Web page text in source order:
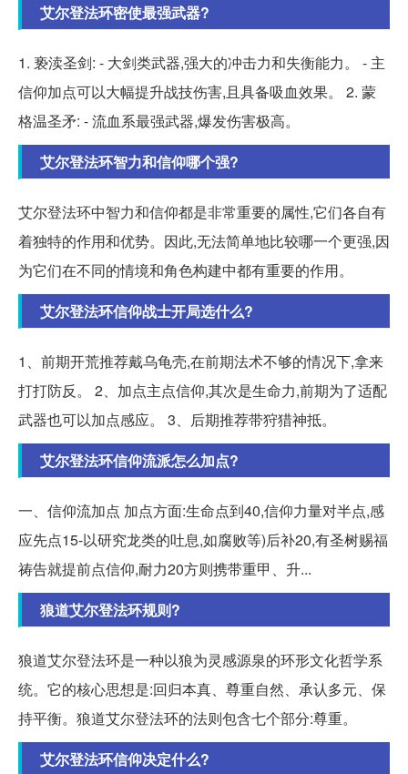
艾尔登法环密使最强武器?
1. 亵渎圣剑: - 大剑类武器,强大的冲击力和失衡能力。 - 主
信仰加点可以大幅提升战技伤害,且具备吸血效果。 2. 蒙
格温圣矛: - 流血系最强武器,爆发伤害极高。
艾尔登法环智力和信仰哪个强?
艾尔登法环中智力和信仰都是非常重要的属性,它们各自有
着独特的作用和优势。因此,无法简单地比较哪一个更强,因
为它们在不同的情境和角色构建中都有重要的作用。
艾尔登法环信仰战士开局选什么?
1、前期开荒推荐戴乌龟壳,在前期法术不够的情况下,拿来
打打防反。 2、加点主点信仰,其次是生命力,前期为了适配
武器也可以加点感应。 3、后期推荐带狩猎神抵。
艾尔登法环信仰流派怎么加点?
一、信仰流加点 加点方面:生命点到40,信仰力量对半点,感
应先点15-以研究龙类的吐息,如腐败等)后补20,有圣树赐福
祷告就提前点信仰,耐力20方则携带重甲、升...
狼道艾尔登法环规则?
狼道艾尔登法环是一种以狼为灵感源泉的环形文化哲学系
统。它的核心思想是:回归本真、尊重自然、承认多元、保
持平衡。狼道艾尔登法环的法则包含七个部分:尊重。
艾尔登法环信仰决定什么?